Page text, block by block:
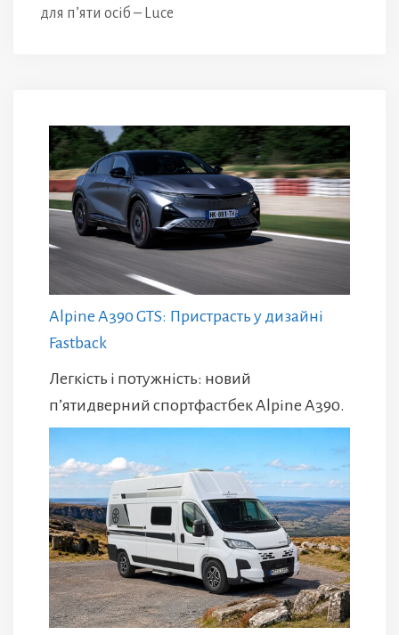
для п’яти осіб – Luce
Alpine A390 GTS: Пристрасть у дизайні
Fastback
Легкість і потужність: новий
п’ятидверний спортфастбек Alpine A390.